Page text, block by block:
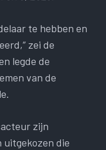
te hebben en
zei de
legde de
van de
zijn
die